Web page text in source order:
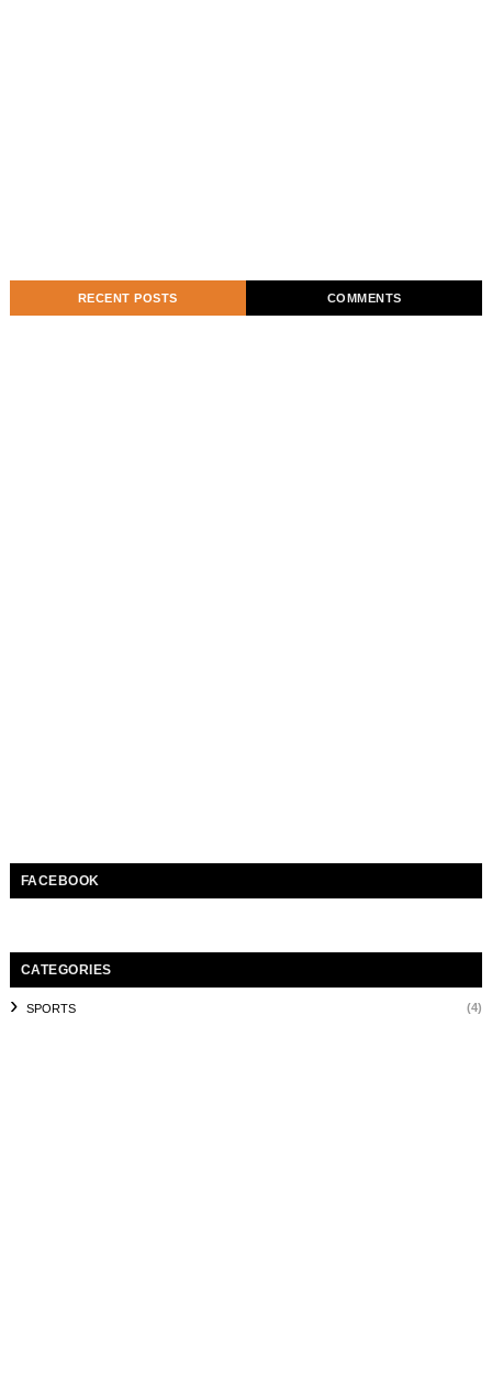
RECENT POSTS COMMENTS
FACEBOOK
CATEGORIES
SPORTS (4)